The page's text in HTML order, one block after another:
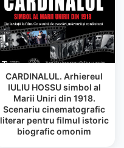
CARDINALUL. Arhiereul
IULIU HOSSU simbol al
Marii Uniri din 1918.
Scenariu cinematografic
literar pentru filmul istoric
biografic omonim